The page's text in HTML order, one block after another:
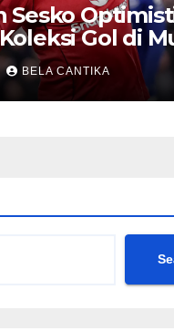
Sesko
Gol di
BELA CANTIKA